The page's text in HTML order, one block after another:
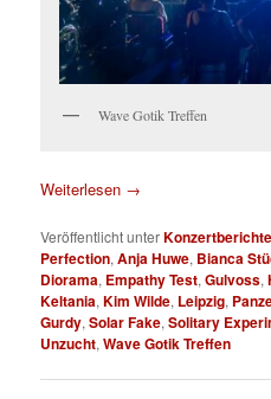
Wave Gotik Treffen
Weiterlesen →
Veröffentlicht unterKonzertberichte
Perfection,Anja Huwe, Bianca
Diorama, Empathy Test,Gulvoss,
Keltania,Kim Wilde, Leipzig,
Gurdy,Solar Fake,Solitary
Unzucht,Wave Gotik Treffen